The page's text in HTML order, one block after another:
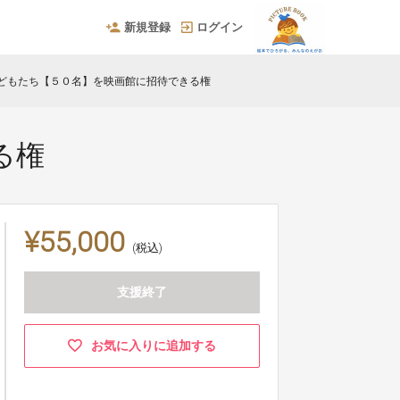
新規登録 ログイン
もたち【５０名】を映画館に招待できる権
権
¥55,000 (税込)
支援終了
お気に入りに追加する